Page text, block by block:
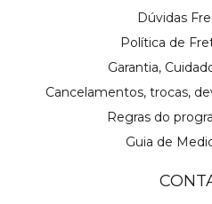
Dúvidas
Política de
Garantia,
Cancelamentos, trocas,
Regras do
Guia de